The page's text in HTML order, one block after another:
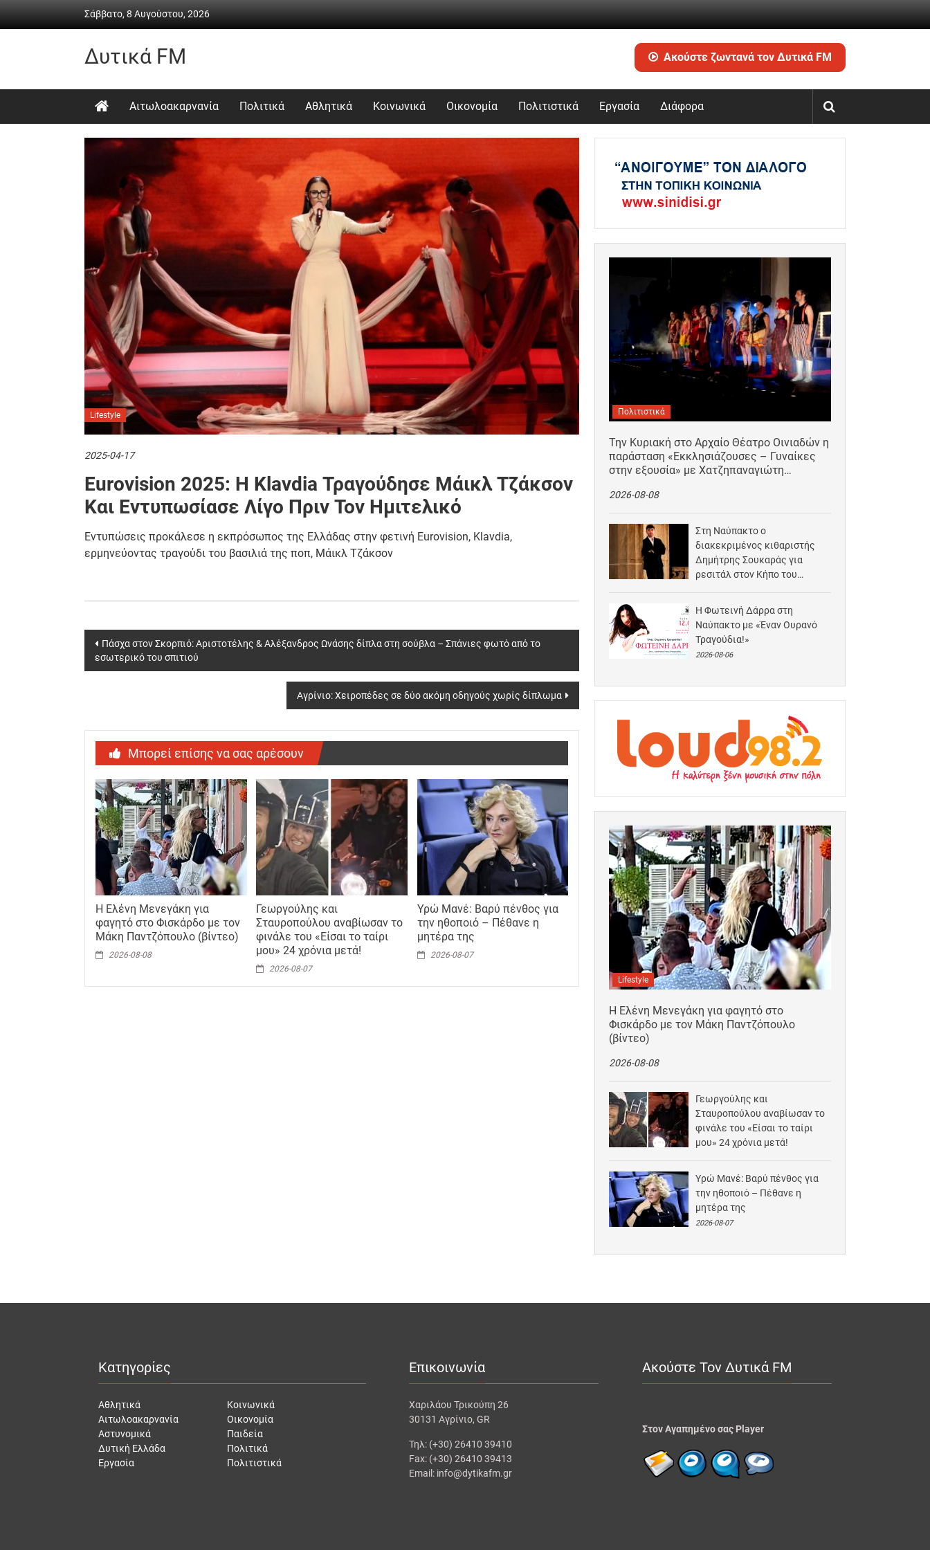
Σάββατο, 8 Αυγούστου, 2026
Δυτικά FM
Καθημερινή
&
Ακούστε ζωντανά τον Δυτικά FM
Αιτωλοακαρνανία Πολιτικά Αθλητικά Κοινωνικά Οικονομία Πολιτιστικά Εργασία Διάφορα
Lifestyle
2025-04-17
Eurovision 2025: Η Klavdia Τραγούδησε Μάικλ Τζάκσον
Και Εντυπωσίασε Λίγο Πριν Τον Ημιτελικό
Εντυπώσεις προκάλεσε η εκπρόσωπος της Ελλάδας στην φετινή Eurovision, Klavdia,
ερμηνεύοντας τραγούδι του βασιλιά της ποπ, Μάικλ Τζάκσον
Post
navigation
Πάσχα στον Σκορπιό: Αριστοτέλης & Αλέξανδρος Ωνάσης δίπλα στη σούβλα – Σπάνιες φωτό από το
εσωτερικό του σπιτιού
Αγρίνιο: Χειροπέδες σε δύο ακόμη οδηγούς χωρίς δίπλωμα
Μπορεί επίσης να σας αρέσουν
Η Ελένη Μενεγάκη για
φαγητό στο Φισκάρδο με τον
Μάκη Παντζόπουλο (βίντεο)
2026-08-08
Γεωργούλης και
Σταυροπούλου αναβίωσαν το
φινάλε του «Είσαι το ταίρι
μου» 24 χρόνια μετά!
2026-08-07
Υρώ Μανέ: Βαρύ πένθος για
την ηθοποιό – Πέθανε η
μητέρα της
2026-08-07
Πολιτιστικά
Την Κυριακή στο Αρχαίο Θέατρο Οινιαδών η
παράσταση «Εκκλησιάζουσες – Γυναίκες
στην εξουσία» με Χατζηπαναγιώτη…
2026-08-08
Στη Ναύπακτο ο
διακεκριμένος κιθαριστής
Δημήτρης Σουκαράς για
ρεσιτάλ στον Κήπο του
Η Φωτεινή Δάρρα στη
Ναύπακτο με «Έναν Ουρανό
Τραγούδια!»
2026-08-06
Lifestyle
Η Ελένη Μενεγάκη για φαγητό στο
Φισκάρδο με τον Μάκη Παντζόπουλο
(βίντεο)
2026-08-08
Γεωργούλης και
Σταυροπούλου αναβίωσαν το
φινάλε του «Είσαι το ταίρι
μου» 24 χρόνια μετά!
Υρώ Μανέ: Βαρύ πένθος για
την ηθοποιό – Πέθανε η
μητέρα της
2026-08-07
Κατηγορίες
Αθλητικά
Αιτωλοακαρνανία
Αστυνομικά
Δυτική Ελλάδα
Εργασία
Κοινωνικά
Οικονομία
Παιδεία
Πολιτικά
Πολιτιστικά
Επικοινωνία
Χαριλάου Τρικούπη 26
30131 Αγρίνιο, GR
Τηλ: (+30) 26410 39410
Fax: (+30) 26410 39413
Email: info@dytikafm.gr
Ακούστε Τον Δυτικά FM
Στον Αγαπημένο σας Player